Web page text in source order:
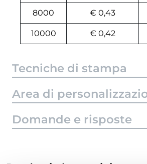
8000 € 0,43
10000 € 0,42
Tecniche di stampa
Area di
Domande e risposte